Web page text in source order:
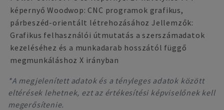
képernyő Woodwop: CNC programok grafikus,
párbeszéd-orientált létrehozásához Jellemzők:
Grafikus felhasználói útmutatás a szerszámadatok
kezeléséhez és a munkadarab hosszától függő
megmunkáláshoz X irányban
*A megjelenített adatok és a tényleges adatok között
eltérések lehetnek, ezt az értékesítési képviselőnek kell
megerősítenie.